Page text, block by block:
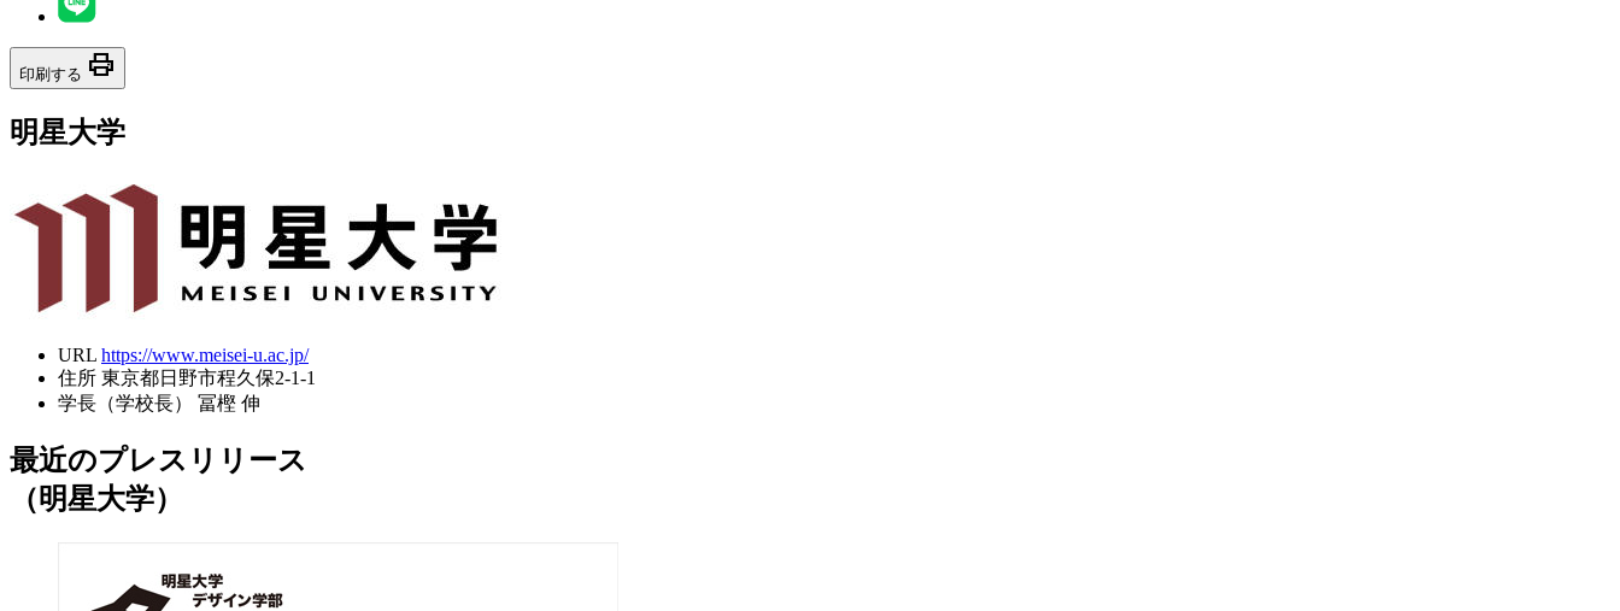
印刷する print
明星大学
URL https://www.meisei-u.ac.jp/
住所 東京都日野市程久保2-1-1
学長（学校長）
冨樫 伸
最近のプレスリリース
（明星大学）